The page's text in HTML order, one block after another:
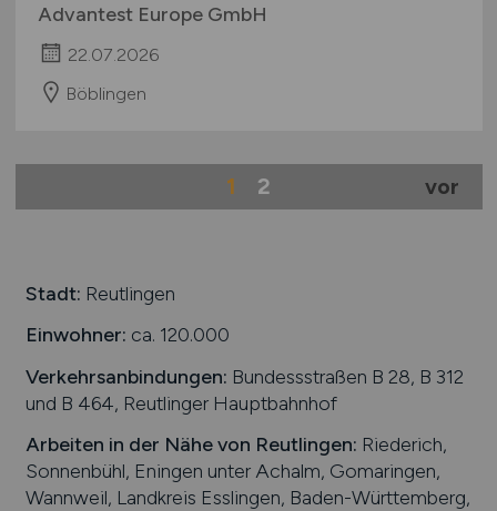
Advantest Europe GmbH
22.07.2026
Böblingen
1 2 vor
Stadt: Reutlingen
Einwohner: ca. 120.000
Verkehrsanbindungen: Bundessstraßen B 28, B 312
und B 464, Reutlinger Hauptbahnhof
Arbeiten in der Nähe von Reutlingen: Riederich,
Sonnenbühl, Eningen unter Achalm, Gomaringen,
Wannweil, Landkreis Esslingen, Baden-Württemberg,